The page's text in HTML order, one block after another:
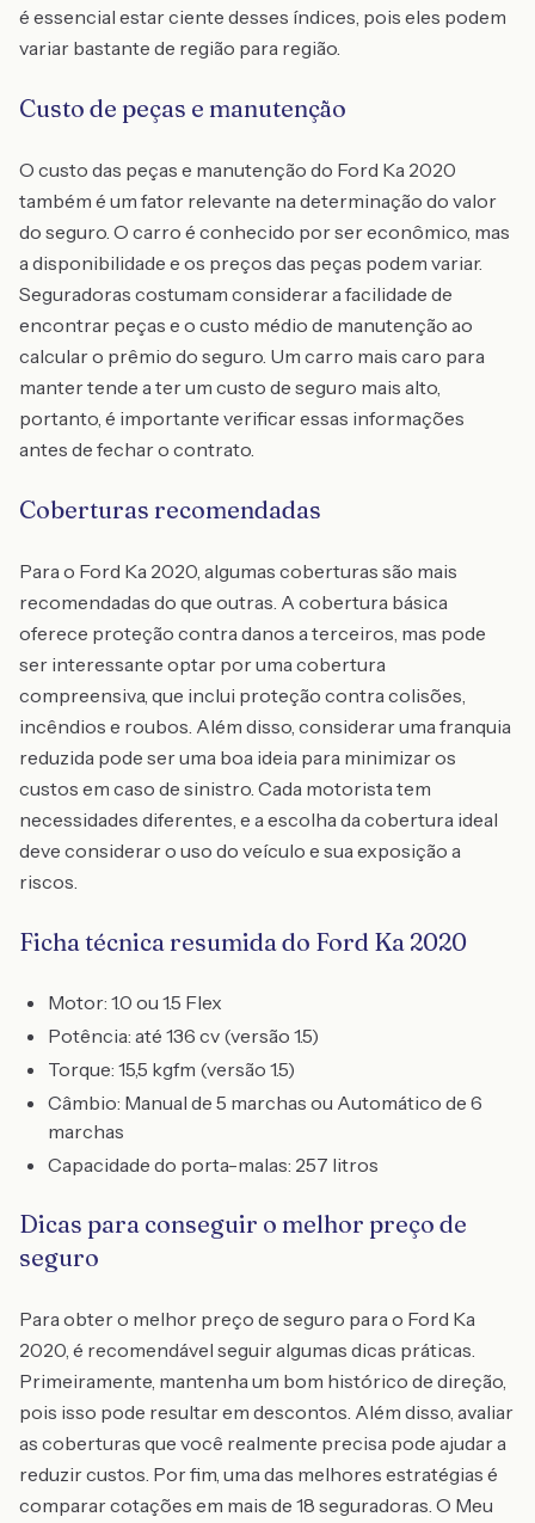
é essencial estar ciente desses índices, pois eles podem
variar bastante de região para região.
Custo de peças e manutenção
O custo das peças e manutenção do Ford Ka 2020
também é um fator relevante na determinação do valor
do seguro. O carro é conhecido por ser econômico, mas
a disponibilidade e os preços das peças podem variar.
Seguradoras costumam considerar a facilidade de
encontrar peças e o custo médio de manutenção ao
calcular o prêmio do seguro. Um carro mais caro para
manter tende a ter um custo de seguro mais alto,
portanto, é importante verificar essas informações
antes de fechar o contrato.
Coberturas recomendadas
Para o Ford Ka 2020, algumas coberturas são mais
recomendadas do que outras. A cobertura básica
oferece proteção contra danos a terceiros, mas pode
ser interessante optar por uma cobertura
compreensiva, que inclui proteção contra colisões,
incêndios e roubos. Além disso, considerar uma franquia
reduzida pode ser uma boa ideia para minimizar os
custos em caso de sinistro. Cada motorista tem
necessidades diferentes, e a escolha da cobertura ideal
deve considerar o uso do veículo e sua exposição a
riscos.
Ficha técnica resumida do Ford Ka 2020
Motor: 1.0 ou 1.5 Flex
Potência: até 136 cv (versão 1.5)
Torque: 15,5 kgfm (versão 1.5)
Câmbio: Manual de 5 marchas ou Automático de 6
marchas
Capacidade do porta-malas: 257 litros
Dicas para conseguir o melhor preço de
seguro
Para obter o melhor preço de seguro para o Ford Ka
2020, é recomendável seguir algumas dicas práticas.
Primeiramente, mantenha um bom histórico de direção,
pois isso pode resultar em descontos. Além disso, avaliar
as coberturas que você realmente precisa pode ajudar a
reduzir custos. Por fim, uma das melhores estratégias é
comparar cotações em mais de 18 seguradoras. O Meu